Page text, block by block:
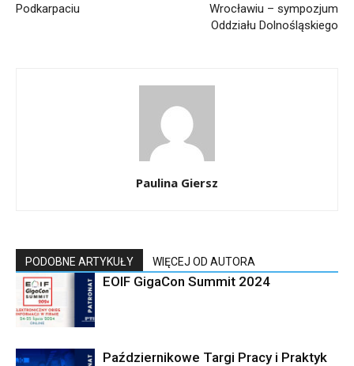
Podkarpaciu
Wrocławiu – sympozjum
Oddziału Dolnośląskiego
Paulina Giersz
PODOBNE ARTYKUŁY WIĘCEJ OD AUTORA
EOIF GigaCon Summit 2024
Październikowe Targi Pracy i Praktyk